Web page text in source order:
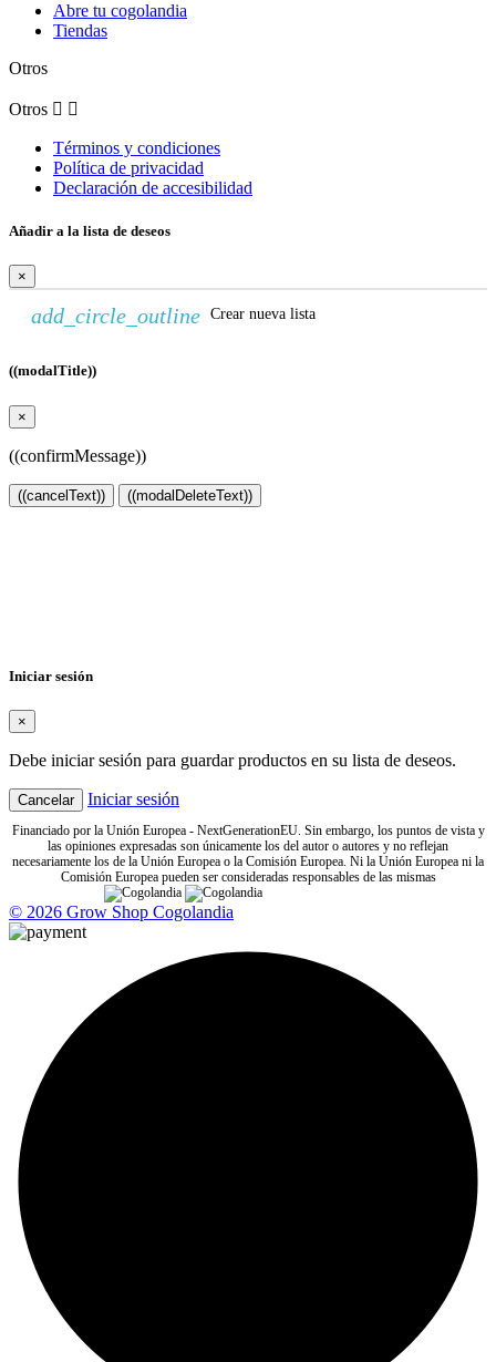
Abre tu cogolandia
Tiendas
Otros
Otros  
Términos y condiciones
Política de privacidad
Declaración de accesibilidad
Añadir a la lista de deseos
×
add_circle_outline Crear nueva lista
((modalTitle))
×
((confirmMessage))
((cancelText)) ((modalDeleteText))
Iniciar sesión
×
Debe iniciar sesión para guardar productos en su lista de deseos.
Cancelar Iniciar sesión
Financiado por la Unión Europea - NextGenerationEU. Sin embargo, los puntos de vista y
las opiniones expresadas son únicamente los del autor o autores y no reflejan
necesariamente los de la Unión Europea o la Comisión Europea. Ni la Unión Europea ni la
Comisión Europea pueden ser consideradas responsables de las mismas
© 2026 Grow Shop Cogolandia